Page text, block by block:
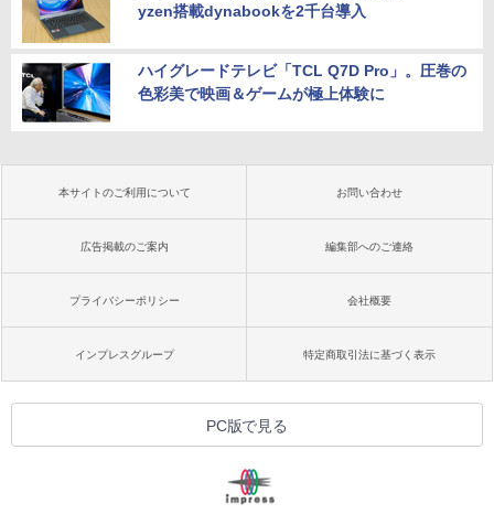
yzen搭載dynabookを2千台導入
ハイグレードテレビ「TCL Q7D Pro」。圧巻の
色彩美で映画＆ゲームが極上体験に
本サイトのご利用について お問い合わせ
広告掲載のご案内 編集部へのご連絡
プライバシーポリシー 会社概要
インプレスグループ 特定商取引法に基づく表示
PC版で見る